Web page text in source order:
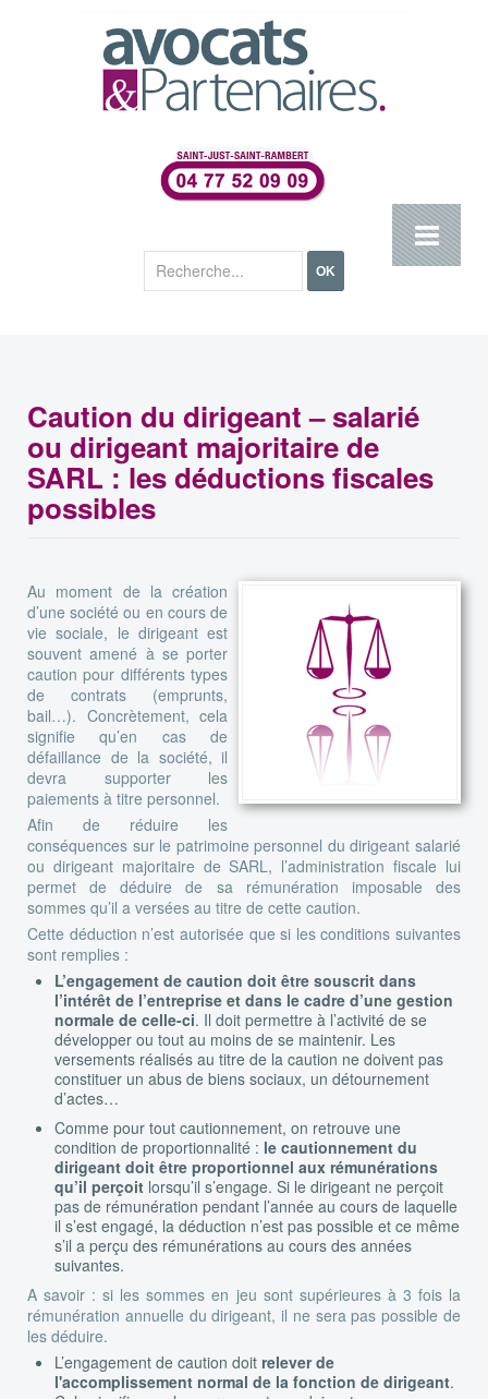
OK
Caution du dirigeant – salarié
ou dirigeant majoritaire de
SARL : les déductions fiscales
possibles
Au moment de la création
d’une société ou en cours de
vie sociale, le dirigeant est
souvent amené à se porter
caution pour différents types
de contrats (emprunts,
bail…). Concrètement, cela
signifie qu’en cas de
défaillance de la société, il
devra supporter les
paiements à titre personnel.
Afin de réduire les
conséquences sur le patrimoine personnel du dirigeant salarié
ou dirigeant majoritaire de SARL, l’administration fiscale lui
permet de déduire de sa rémunération imposable des
sommes qu’il a versées au titre de cette caution.
Cette déduction n’est autorisée que si les conditions suivantes
sont remplies :
L’engagement de caution doit être souscrit dans
l’intérêt de l’entreprise et dans le cadre d’une gestion
normale de celle-ci. Il doit permettre à l’activité de se
développer ou tout au moins de se maintenir. Les
versements réalisés au titre de la caution ne doivent pas
constituer un abus de biens sociaux, un détournement
d’actes…
Comme pour tout cautionnement, on retrouve une
condition de proportionnalité : le cautionnement du
dirigeant doit être proportionnel aux rémunérations
qu’il perçoit lorsqu’il s’engage. Si le dirigeant ne perçoit
pas de rémunération pendant l’année au cours de laquelle
il s’est engagé, la déduction n’est pas possible et ce même
s’il a perçu des rémunérations au cours des années
suivantes.
A savoir : si les sommes en jeu sont supérieures à 3 fois la
rémunération annuelle du dirigeant, il ne sera pas possible de
les déduire.
L’engagement de caution doit relever de
l'accomplissement normal de la fonction de dirigeant.